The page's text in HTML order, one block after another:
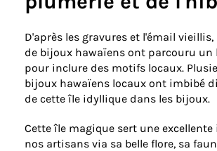
D'après les gravures et l'émail
de bijoux hawaïens ont parcouru un
pour inclure des motifs locaux.
bijoux hawaïens locaux ont imbibé
de cette île idyllique dans les bijoux.
Cette île magique sert une
nos artisans via sa belle flore, sa